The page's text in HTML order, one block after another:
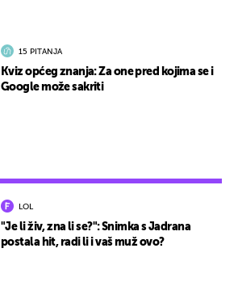
LOL
"Je li živ, zna li se?": Snimka s Jadrana
postala hit, radi li i vaš muž ovo?
15 PITANJA
Kviz općeg znanja: Za one pred kojima se i
Google može sakriti